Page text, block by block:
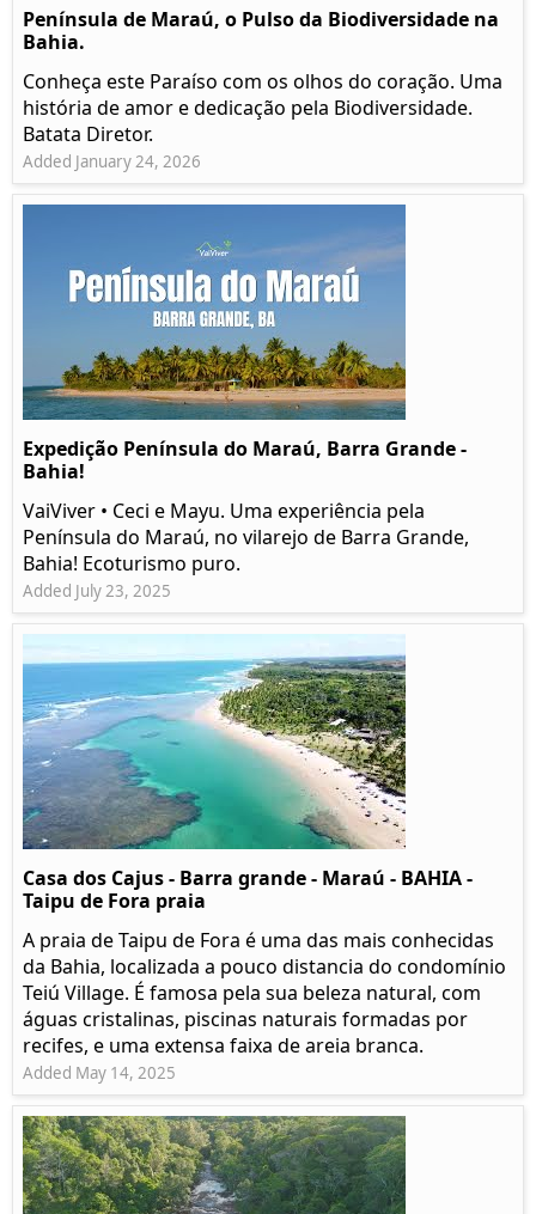
Península de Maraú, o Pulso da Biodiversidade na
Bahia.
Conheça este Paraíso com os olhos do coração. Uma
história de amor e dedicação pela Biodiversidade.
Batata Diretor.
Added January 24, 2026
Expedição Península do Maraú, Barra Grande -
Bahia!
VaiViver • Ceci e Mayu. Uma experiência pela
Península do Maraú, no vilarejo de Barra Grande,
Bahia! Ecoturismo puro.
Added July 23, 2025
Casa dos Cajus - Barra grande - Maraú - BAHIA -
Taipu de Fora praia
A praia de Taipu de Fora é uma das mais conhecidas
da Bahia, localizada a pouco distancia do condomínio
Teiú Village. É famosa pela sua beleza natural, com
águas cristalinas, piscinas naturais formadas por
recifes, e uma extensa faixa de areia branca.
Added May 14, 2025